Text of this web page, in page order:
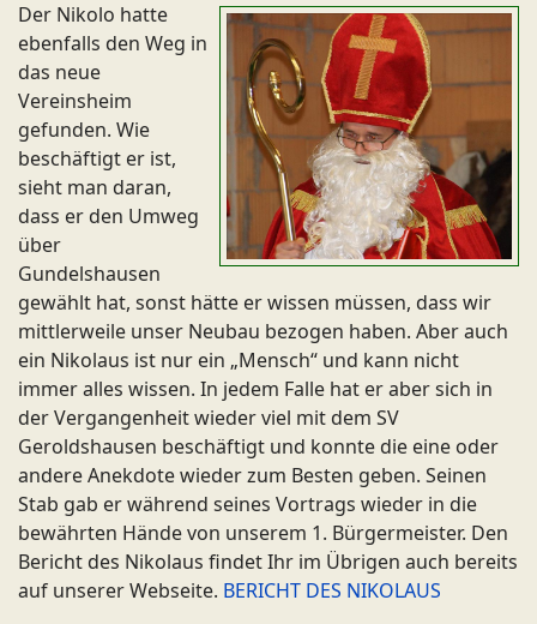
Der Nikolo hatte
ebenfalls den Weg in
das neue
Vereinsheim
gefunden. Wie
beschäftigt er ist,
sieht man daran,
dass er den Umweg
über
Gundelshausen
gewählt hat, sonst hätte er wissen müssen, dass wir
mittlerweile unser Neubau bezogen haben. Aber auch
ein Nikolaus ist nur ein „Mensch“ und kann nicht
immer alles wissen. In jedem Falle hat er aber sich in
der Vergangenheit wieder viel mit dem SV
Geroldshausen beschäftigt und konnte die eine oder
andere Anekdote wieder zum Besten geben. Seinen
Stab gab er während seines Vortrags wieder in die
bewährten Hände von unserem 1. Bürgermeister. Den
Bericht des Nikolaus findet Ihr im Übrigen auch bereits
auf unserer Webseite. BERICHT DES NIKOLAUS